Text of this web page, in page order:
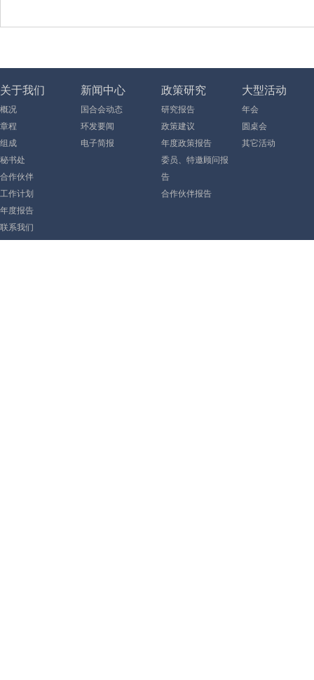
关于我们
概况
章程
组成
秘书处
合作伙伴
工作计划
年度报告
联系我们
新闻中心
国合会动态
环发要闻
电子简报
政策研究
研究报告
政策建议
年度政策报告
委员、特邀顾问报
告
合作伙伴报告
大型活动
年会
圆桌会
其它活动